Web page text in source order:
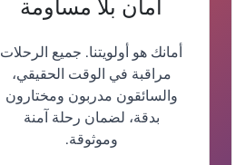
أمان بلا مساومة
أمانك هو أولويتنا. جميع الرحلات
مراقبة في الوقت الحقيقي،
والسائقون مدربون ومختارون
بدقة، لضمان رحلة آمنة
وموثوقة.